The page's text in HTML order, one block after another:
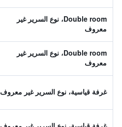
Double room، نوع السرير غير
معروف
Double room، نوع السرير غير
معروف
غرفة قياسية، نوع السرير غير معروف